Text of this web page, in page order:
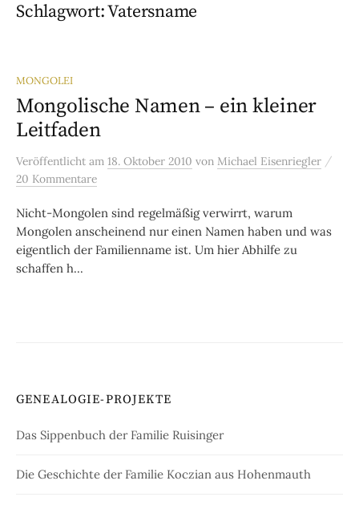
Schlagwort:Vatersname
MONGOLEI
Mongolische Namen – ein kleiner
Leitfaden
Veröffentlicht am 18. Oktober 2010 von Michael Eisenriegler /
20 Kommentare
Nicht-Mongolen sind regelmäßig verwirrt, warum
Mongolen anscheinend nur einen Namen haben und was
eigentlich der Familienname ist. Um hier Abhilfe zu
schaffen h...
GENEALOGIE-PROJEKTE
Das Sippenbuch der Familie Ruisinger
Die Geschichte der Familie Koczian aus Hohenmauth